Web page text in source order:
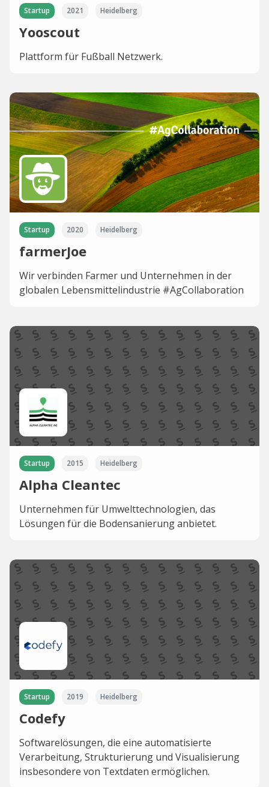
Startup 2021 Heidelberg
Yooscout
Plattform für Fußball Netzwerk.
Startup 2020 Heidelberg
farmerJoe
Wir verbinden Farmer und Unternehmen in der
globalen Lebensmittelindustrie #AgCollaboration
Startup 2015 Heidelberg
Alpha Cleantec
Unternehmen für Umwelttechnologien, das
Lösungen für die Bodensanierung anbietet.
Startup 2019 Heidelberg
Codefy
Softwarelösungen, die eine automatisierte
Verarbeitung, Strukturierung und Visualisierung
insbesondere von Textdaten ermöglichen.